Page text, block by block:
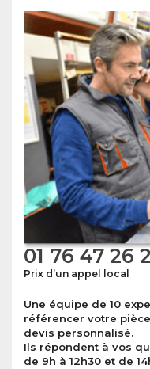
01 76 47 26
Prix d’un appel local
Une équipe de 10
référencer votre
devis personnalisé.
Ils répondent à vos
de 9h à 12h30 et de